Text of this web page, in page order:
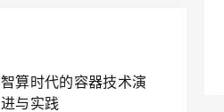
智算时代的容器技术演
进与实践